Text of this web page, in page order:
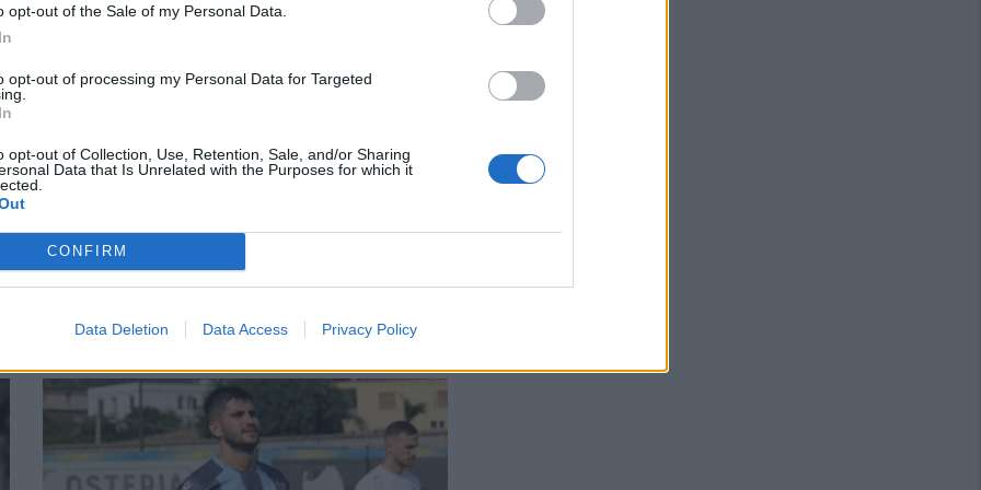
opt-out of the Sale of my Personal Data.
opt-out of processing my Personal Data for Targeted
opt-out of Collection, Use, Retention, Sale, and/or Sharing
Data that Is Unrelated with the Purposes for which it
CONFIRM
Data Deletion Data Access Privacy Policy
34' st Chiumarulo, 41' st Quatrana.
2' + 2'. Spettatori: 600 circa.